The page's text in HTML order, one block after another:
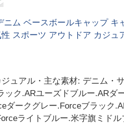
ム ベースボールキャップ キ
スポーツ アウトドア カジュ
ュアル・主な素材: デニム・
ク.ARユーズドブルー.ARダ
ダークグレー.Forceブラック
ライトブルー.米字旗ミド